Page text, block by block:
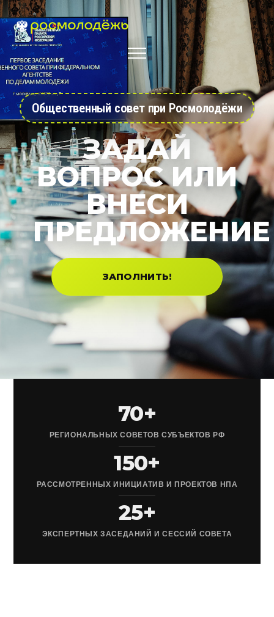
Общественный совет при Росмолодёжи
ЗАДАЙ
ВОПРОС ИЛИ
ВНЕСИ
ПРЕДЛОЖЕНИЕ
ЗАПОЛНИТЬ!
70+
РЕГИОНАЛЬНЫХ СОВЕТОВ СУБЪЕКТОВ РФ
150+
РАССМОТРЕННЫХ ИНИЦИАТИВ И ПРОЕКТОВ НПА
25+
ЭКСПЕРТНЫХ ЗАСЕДАНИЙ И СЕССИЙ СОВЕТА